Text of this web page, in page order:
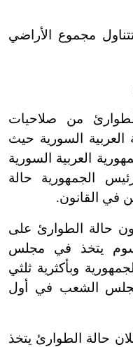
مجموع الأراضي
من صلاحيات
العربية السورية حيث
الجمهورية العربية السورية
رئيس الجمهورية حالة
في القانون.
2 من قانون حالة الطوارئ على
يتخذ في مجلس
وبأكثرية ثلثي
الشعب في أول
حالة الطوارئ يتخذ